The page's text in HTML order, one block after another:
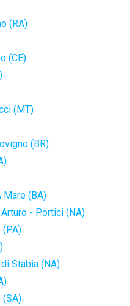
(RA)
(CE)
(MT)
(BR)
Mare (BA)
- Portici (NA)
Stabia (NA)
(SA)